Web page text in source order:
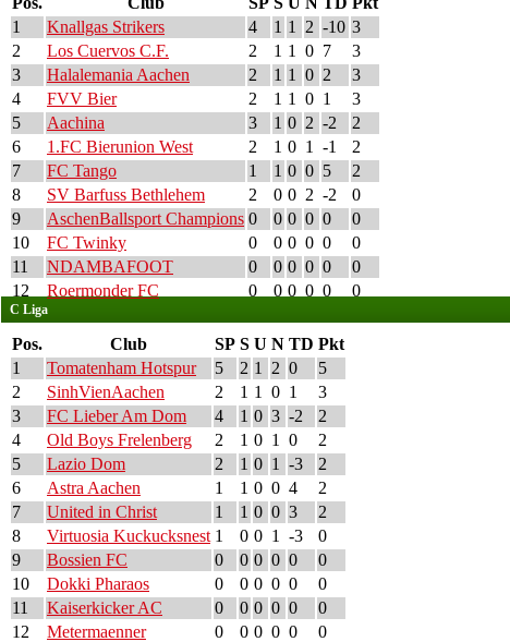
1
Knallgas Strikers 4 1 1 2 -10 3
2
Los Cuervos C.F. 2 1 1 0 7
3
3
Halalemania Aachen 2 1 1 0 2
3
4
FVV Bier 2 1 1 0 1
3
5
Aachina 3 1 0 2 -2
2
6
1.FC Bierunion West 2 1 0 1 -1
2
7
FC Tango 1 1 0 0 5
2
8
SV Barfuss Bethlehem 2 0 0 2 -2
0
9
AschenBallsport Champions 0 0 0 0 0
0
10
FC Twinky 0 0 0 0 0
0
11
NDAMBAFOOT 0 0 0 0 0
0
12
Roermonder FC 0 0 0 0 0 0
C Liga
Pos. Club SP S U N TD Pkt
1
Tomatenham Hotspur 5 2 1 2 0
5
2
SinhVienAachen 2 1 1 0 1
3
3
FC Lieber Am Dom 4 1 0 3 -2
2
4
Old Boys Frelenberg 2 1 0 1 0
2
5
Lazio Dom 2 1 0 1 -3
2
6
Astra Aachen 1 1 0 0 4
2
7
United in Christ 1 1 0 0 3
2
8
Virtuosia Kuckucksnest 1 0 0 1 -3
0
9
Bossien FC 0 0 0 0 0
0
10
Dokki Pharaos 0 0 0 0 0
0
11
Kaiserkicker AC 0 0 0 0 0
0
12
Metermaenner 0 0 0 0 0 0